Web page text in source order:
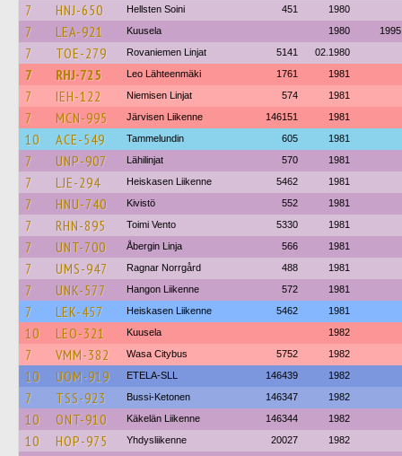
7 HNJ-650 Hellsten Soini 451 1980
7 LEA-921 Kuusela 1980 1995
7 TOE-279 Rovaniemen Linjat 5141 02.1980
7 RHJ-725 Leo Lähteenmäki 1761 1981
7 IEH-122 Niemisen Linjat 574 1981
7 MCN-995 Järvisen Liikenne 146151 1981
10 ACE-549 Tammelundin 605 1981
7 UNP-907 Lähilinjat 570 1981
7 LJE-294 Heiskasen Liikenne 5462 1981
7 HNU-740 Kivistö 552 1981
7 RHN-895 Toimi Vento 5330 1981
7 UNT-700 Åbergin Linja 566 1981
7 UMS-947 Ragnar Norrgård 488 1981
7 UNK-577 Hangon Liikenne 572 1981
7 LEK-457 Heiskasen Liikenne 5462 1981
10 LEO-321 Kuusela 1982
7 VMM-382 Wasa Citybus 5752 1982
10 UOM-919 ETELA-SLL 146439 1982
7 TSS-923 Bussi-Ketonen 146347 1982
10 ONT-910 Käkelän Liikenne 146344 1982
10 HOP-975 Yhdysliikenne 20027 1982